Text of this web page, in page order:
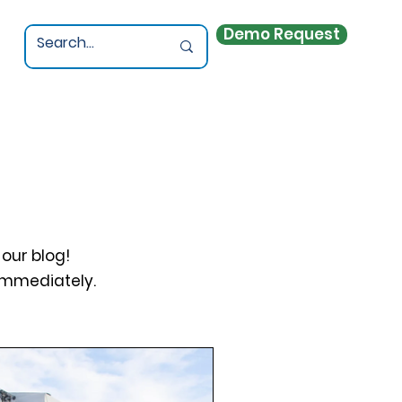
Demo Request
blog!